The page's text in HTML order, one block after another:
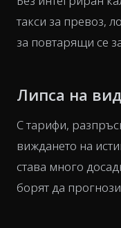
такси за превоз,
за повтарящи се
Липса на
С тарифи,
виждането на
става много
борят да